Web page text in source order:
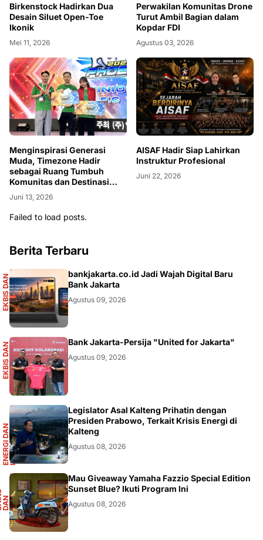
Birkenstock Hadirkan Dua
Desain Siluet Open-Toe
Ikonik
Mei 11, 2026
Perwakilan Komunitas Drone
Turut Ambil Bagian dalam
Kopdar FDI
Agustus 03, 2026
Menginspirasi Generasi
Muda, Timezone Hadir
sebagai Ruang Tumbuh
Komunitas dan Destinasi
Liburan Sekolah
Juni 13, 2026
AISAF Hadir Siap Lahirkan
Instruktur Profesional
Juni 22, 2026
Failed to load posts.
Berita Terbaru
E
K
B
I
S
D
A
N
I
N
F
O
G
R
A
F
IS
bankjakarta.co.id Jadi Wajah Digital Baru
Bank Jakarta
Agustus 09, 2026
E
K
B
I
S
D
A
N
I
N
F
O
G
R
A
F
IS Bank Jakarta-Persija "United for Jakarta"
Agustus 09, 2026
E
N
E
R
G
I
D
A
N
I
N
F
R
A
S
T
R
U
K
T
UR
Legislator Asal Kalteng Prihatin dengan
Presiden Prabowo, Terkait Krisis Energi di
Kalteng
Agustus 08, 2026
N
OF
Mau Giveaway Yamaha Fazzio Special Edition
Sunset Blue? Ikuti Program Ini
Agustus 08, 2026